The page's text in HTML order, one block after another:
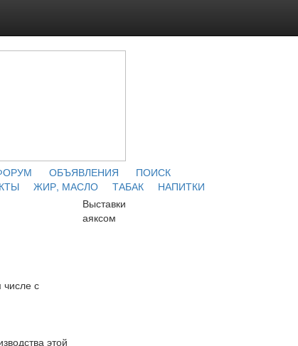
ОБЪЯВЛЕНИЯ
ПОИСК
ЖИР, МАСЛО ТАБАК НАПИТКИ
числе с
этой
Выставки
аяксом